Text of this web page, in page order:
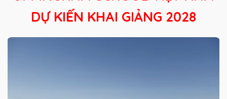
DỰ KIẾN KHAI GIẢNG 2028